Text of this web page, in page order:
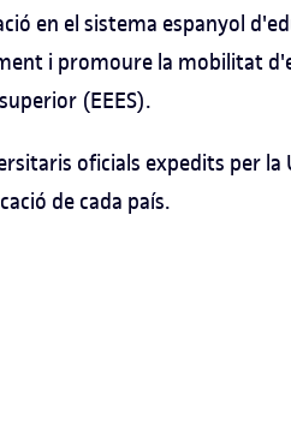
en el sistema espanyol
i promoure la mobilitat
(EEES).
oficials expedits per la
de cada país.